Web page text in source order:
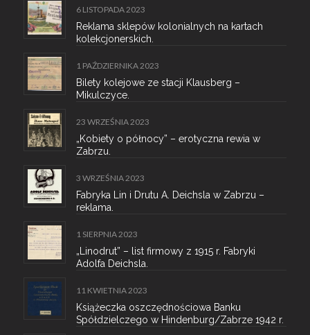
6 LISTOPADA 2023
Reklama sklepów kolonialnych na kartach
kolekcjonerskich.
1 PAŹDZIERNIKA 2023
Bilety kolejowe ze stacji Klausberg –
Mikulczyce.
23 WRZEŚNIA 2023
„Kobiety o północy” – erotyczna rewia w
Zabrzu.
3 WRZEŚNIA 2023
Fabryka Lin i Drutu A. Deichsla w Zabrzu –
reklama.
1 SIERPNIA 2023
„Linodrut” – list firmowy z 1915 r. Fabryki
Adolfa Deichsla.
11 KWIETNIA 2023
Książeczka oszczędnościowa Banku
Spółdzielczego w Hindenburg/Zabrze 1942 r.